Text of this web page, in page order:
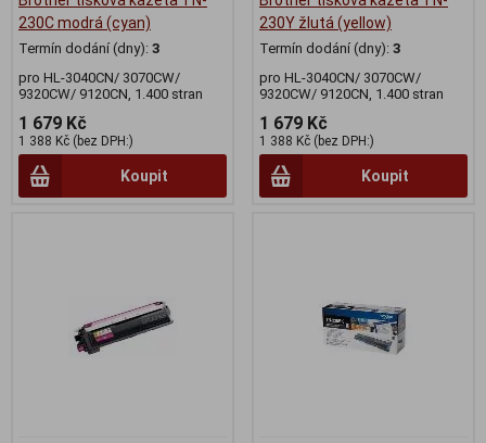
230C modrá (cyan)
Termín dodání (dny): 3
pro HL-3040CN/ 3070CW/
9320CW/ 9120CN, 1.400 stran
1 679 Kč
1 388 Kč (bez DPH:)
Koupit
230Y žlutá (yellow)
Termín dodání (dny): 3
pro HL-3040CN/ 3070CW/
9320CW/ 9120CN, 1.400 stran
1 679 Kč
1 388 Kč (bez DPH:)
Koupit